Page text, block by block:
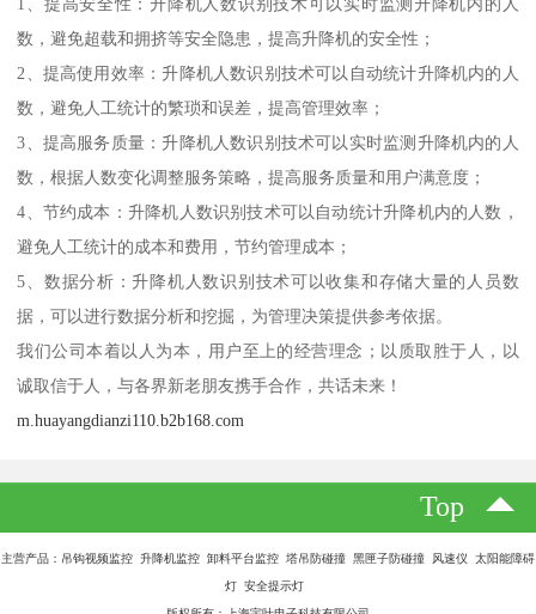
1、提高安全性：升降机人数识别技术可以实时监测升降机内的人
数，避免超载和拥挤等安全隐患，提高升降机的安全性；
2、提高使用效率：升降机人数识别技术可以自动统计升降机内的人
数，避免人工统计的繁琐和误差，提高管理效率；
3、提高服务质量：升降机人数识别技术可以实时监测升降机内的人
数，根据人数变化调整服务策略，提高服务质量和用户满意度；
4、节约成本：升降机人数识别技术可以自动统计升降机内的人数，
避免人工统计的成本和费用，节约管理成本；
5、数据分析：升降机人数识别技术可以收集和存储大量的人员数
据，可以进行数据分析和挖掘，为管理决策提供参考依据。
我们公司本着以人为本，用户至上的经营理念；以质取胜于人，以
诚取信于人，与各界新老朋友携手合作，共话未来！
m.huayangdianzi110.b2b168.com
Top
主营产品：吊钩视频监控 升降机监控 卸料平台监控 塔吊防碰撞 黑匣子防碰撞 风速仪 太阳能障碍
灯 安全提示灯